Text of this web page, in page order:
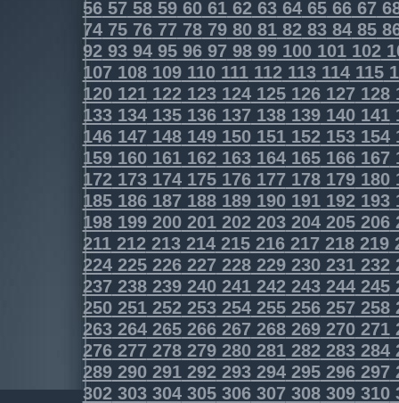
565758596061626364656667
747576777879808182838485
9293949596979899100101102
107108109110111112113114115
120121122123124125126127128
133134135136137138139140141
146147148149150151152153154
159160161162163164165166167
172173174175176177178179180
185186187188189190191192193
198199200201202203204205206
211212213214215216217218219
224225226227228229230231232
237238239240241242243244245
250251252253254255256257258
263264265266267268269270271
276277278279280281282283284
289290291292293294295296297
302303304305306307308309310